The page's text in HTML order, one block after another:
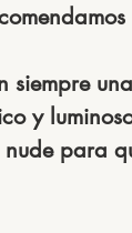
siempre
y
para